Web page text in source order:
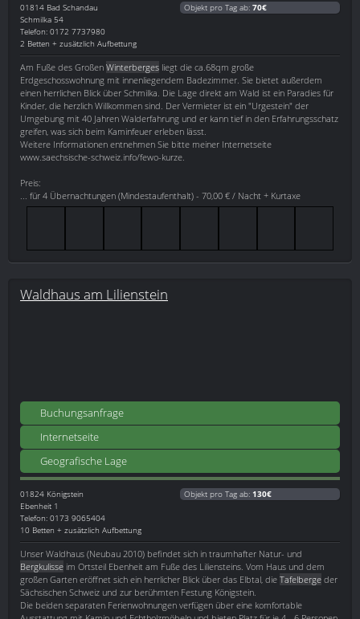
01814 Bad Schandau
Schmilka 54
Telefon: 0172 7737980
2 Betten + zusätzlich Aufbettung
Objekt pro Tag ab: 70€
Am Fuße des Großen Winterberges liegt die ca.68qm große
Erdgeschosswohnung mit innenliegendem Badezimmer. Sie bietet außerdem
einen herrlichen Blick über Schmilka. Die Lage direkt am Wald ist ein Paradies für
Kinder, die herzlich Willkommen sind. Der Vermieter ist ein "Urgestein" der
Umgebung mit 40 Jahren Walderfahrung und er kann tief in den Erfahrungsschatz
greifen, was sich beim Kaminfeuer erleben lässt.
Weitere Informationen entnehmen Sie bitte meiner Internetseite
www.saechsische-schweiz.info/fewo-kurze.
Preis:
... für 4 Übernachtungen (Mindestaufenthalt) - 70,00 € / Nacht + Kurtaxe
Waldhaus am Lilienstein
Buchungsanfrage
Internetseite
Geografische Lage
01824 Königstein
Ebenheit 1
Telefon: 0173 9065404
10 Betten + zusätzlich Aufbettung
Objekt pro Tag ab: 130€
Unser Waldhaus (Neubau 2010) befindet sich in traumhafter Natur- und
Bergkulisse im Ortsteil Ebenheit am Fuße des Liliensteins. Vom Haus und dem
großen Garten eröffnet sich ein herrlicher Blick über das Elbtal, die Tafelberge der
Sächsischen Schweiz und zur berühmten Festung Königstein.
Die beiden separaten Ferienwohnungen verfügen über eine komfortable